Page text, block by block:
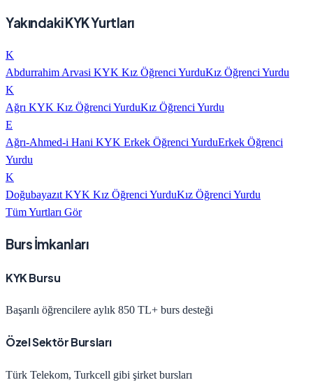
Yakındaki KYK Yurtları
K
Abdurrahim Arvasi KYK Kız Öğrenci YurduKız Öğrenci Yurdu
K
Ağrı KYK Kız Öğrenci YurduKız Öğrenci Yurdu
E
Ağrı-Ahmed-i Hani KYK Erkek Öğrenci YurduErkek Öğrenci
Yurdu
K
Doğubayazıt KYK Kız Öğrenci YurduKız Öğrenci Yurdu
Tüm Yurtları Gör
Burs İmkanları
KYK Bursu
Başarılı öğrencilere aylık 850 TL+ burs desteği
Özel Sektör Bursları
Türk Telekom, Turkcell gibi şirket bursları